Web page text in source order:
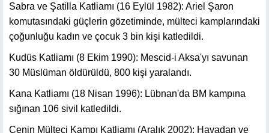
Sabra ve Şatilla Katliamı (16 Eylül 1982): Ariel Şaron
komutasındaki güçlerin gözetiminde, mülteci kamplarındaki
çoğunluğu kadın ve çocuk 3 bin kişi katledildi.
Kudüs Katliamı (8 Ekim 1990): Mescid-i Aksa'yı savunan
30 Müslüman öldürüldü, 800 kişi yaralandı.
Kana Katliamı (18 Nisan 1996): Lübnan'da BM kampına
sığınan 106 sivil katledildi.
Cenin Mülteci Kampı Katliamı (Aralık 2002): Havadan ve